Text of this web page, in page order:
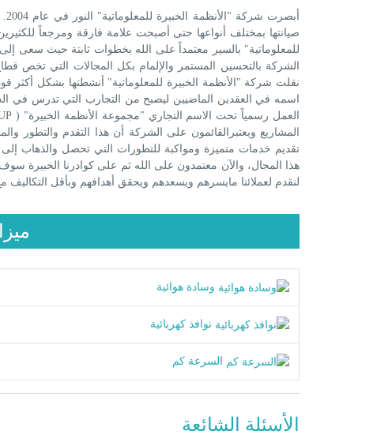
صيانتها بمختلف أنواعها حتى أصبحت علامة فارقة ومرجعاً
للمعلوماتية" بالسير معتمداً على الله بخطوات ثابتة حيث سعى
نقلت شركة "الأنظمة الخبيرة للمعلوماتية" أنشطتها بشكل أكثر
اسمه في العقدين الماضيين ليصبح من التجارب التي تدرس في
المشاريع ويعتبرالقائمون على الشركة أن هذا التقدم
تقديم خدمات متميزة ومواكبة للتطورات التي تحصل والذهاب
هذا المجال، والآن معتمدون على الله ثم على كوادرنا الخبيرة
لنقدم لعملائنا مايسرهم ويسعدهم ويحقق أهدافهم وبأقل التكاليف
وسادة هوائية
نوافذ كهربائية
السرعة كم
الأسئلة الشائعة